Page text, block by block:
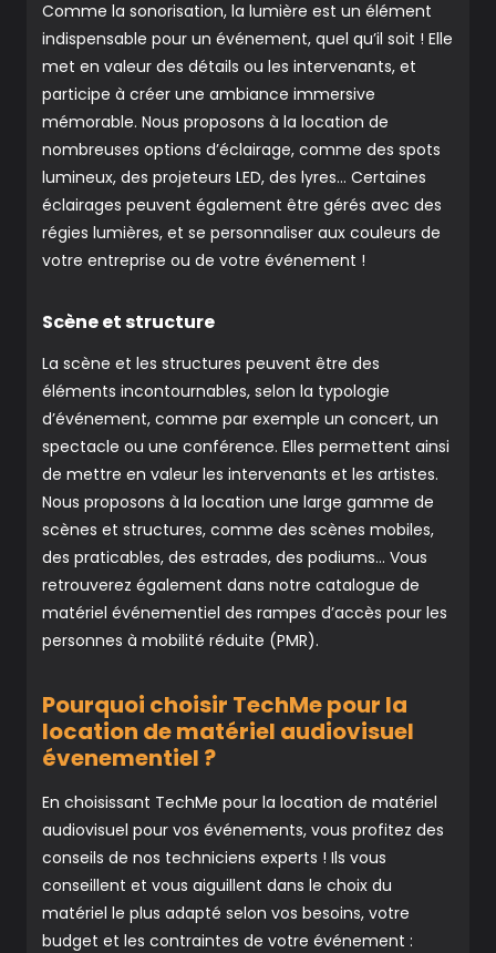
Comme la sonorisation, la lumière est un élément
indispensable pour un événement, quel qu’il soit ! Elle
met en valeur des détails ou les intervenants, et
participe à créer une ambiance immersive
mémorable. Nous proposons à la location de
nombreuses options d’éclairage, comme des spots
lumineux, des projeteurs LED, des lyres… Certaines
éclairages peuvent également être gérés avec des
régies lumières, et se personnaliser aux couleurs de
votre entreprise ou de votre événement !
Scène et structure
La scène et les structures peuvent être des
éléments incontournables, selon la typologie
d’événement, comme par exemple un concert, un
spectacle ou une conférence. Elles permettent ainsi
de mettre en valeur les intervenants et les artistes.
Nous proposons à la location une large gamme de
scènes et structures, comme des scènes mobiles,
des praticables, des estrades, des podiums… Vous
retrouverez également dans notre catalogue de
matériel événementiel des rampes d’accès pour les
personnes à mobilité réduite (PMR).
Pourquoi choisir TechMe pour la
location de matériel audiovisuel
évenementiel ?
En choisissant TechMe pour la location de matériel
audiovisuel pour vos événements, vous profitez des
conseils de nos techniciens experts ! Ils vous
conseillent et vous aiguillent dans le choix du
matériel le plus adapté selon vos besoins, votre
budget et les contraintes de votre événement :